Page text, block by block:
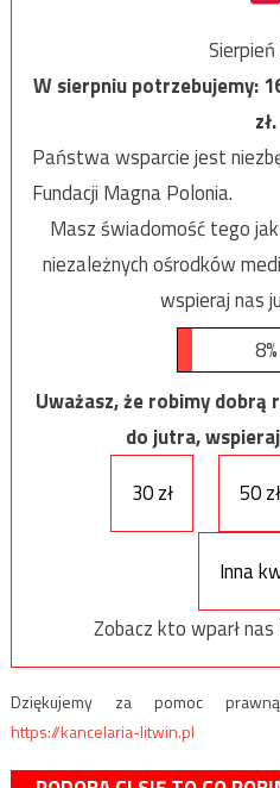
W sierpniu potrzebujemy:
zł.
Państwa wsparcie jest
Fundacji Magna Polonia.
Masz świadomość tego
niezależnych ośrodków
wspieraj nas
8%
Uważasz, że robimy dobrą
do jutra,
30 zł
50 zł
Inna
Zobacz kto wparł
Dziękujemy za pomoc
https://kancelaria-litwin.pl